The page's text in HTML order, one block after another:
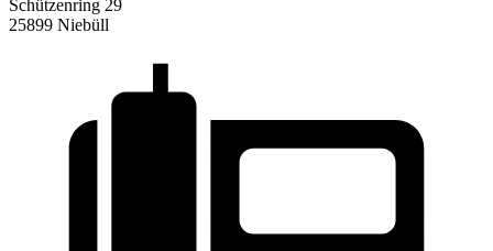
Schützenring 29
25899 Niebüll